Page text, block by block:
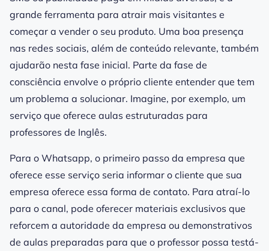
grande ferramenta para atrair mais visitantes e
começar a vender o seu produto. Uma boa presença
nas redes sociais, além de conteúdo relevante, também
ajudarão nesta fase inicial. Parte da fase de
consciência envolve o próprio cliente entender que tem
um problema a solucionar. Imagine, por exemplo, um
serviço que oferece aulas estruturadas para
professores de Inglês.
Para o Whatsapp, o primeiro passo da empresa que
oferece esse serviço seria informar o cliente que sua
empresa oferece essa forma de contato. Para atraí-lo
para o canal, pode oferecer materiais exclusivos que
reforcem a autoridade da empresa ou demonstrativos
de aulas preparadas para que o professor possa testá-